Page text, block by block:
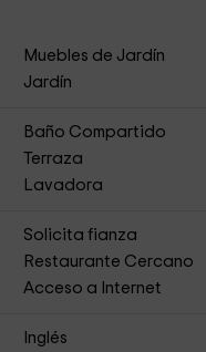
Muebles de Jardín
Jardín
Baño Compartido
Terraza
Lavadora
Solicita fianza
Restaurante Cercano
Acceso a Internet
Inglés